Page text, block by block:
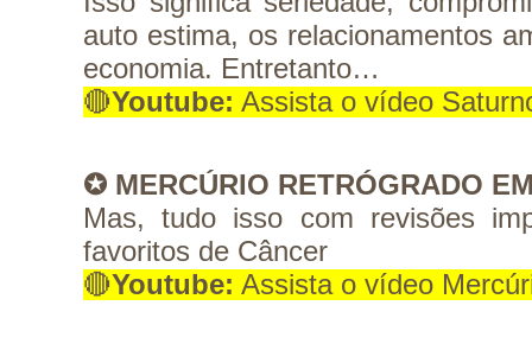
auto estima, os relacionamentos
economia. Entretanto…
🔴Youtube: Assista o vídeo
✪ MERCÚRIO RETRÓGRADO
Mas, tudo isso com revisões
favoritos de Câncer
🔴Youtube: Assista o vídeo